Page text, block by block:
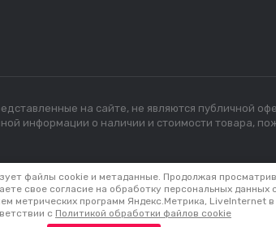
на сайте, не являются публичной
информации о наличии и стоимости товара,
файлы cookie и метаданные. Продолжая
свое согласие на обработку персональных данных с
метрических программ Яндекс.Метрика, LiveInternet в
с Политикой обработки файлов cookie